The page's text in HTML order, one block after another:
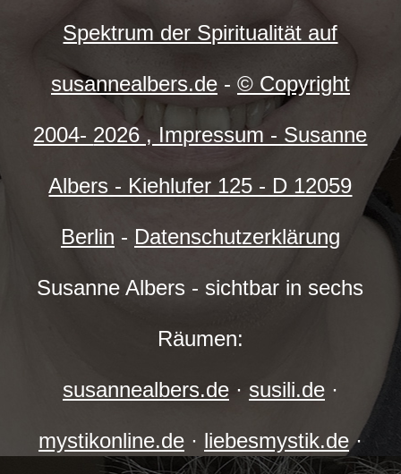
Spektrum der Spiritualität auf
susannealbers.de- © Copyright
2004- 2026 , Impressum - Susanne
Albers - Kiehlufer 125 - D 12059
Berlin - Datenschutzerklärung
Susanne Albers - sichtbar in sechs
Räumen:
susannealbers.de· susili.de·
mystikonline.de· liebesmystik.de·